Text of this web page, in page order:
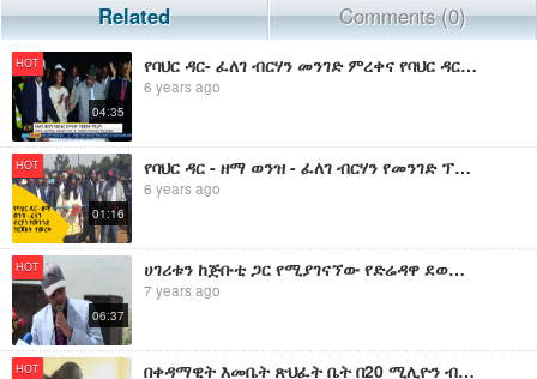
Related Comments (0)
HOT
04:35
የባህር ዳር- ፈለገ ብርሃን መንገድ ምረቀና የባህር ዳር-ጢስ ዓባይ መንገድ ግንባታ
6 years ago
HOT
01:16
የባህር ዳር - ዘማ ወንዝ - ፈለገ ብርሃን የመንገድ ፕሮጀክት ተመረቀ | EBC
6 years ago
HOT
06:37
ሀገሪቱን ከጅቡቲ ጋር የሚያገናኘው የድሬዳዋ ደወሌ ኮንክሪት አስፋልት የክፍያ መንገድ ተመርቋል
7 years ago
HOT በቀዳማዊት እመቤት ጽህፈት ቤት በ20 ሚሊዮን ብር ወጪ በጎንደር የተገነባው ሎዛ ብርሃን አጠቃላይ ሁለተኛ ደረጃ ት/ቤት ተመረቀ።EBC